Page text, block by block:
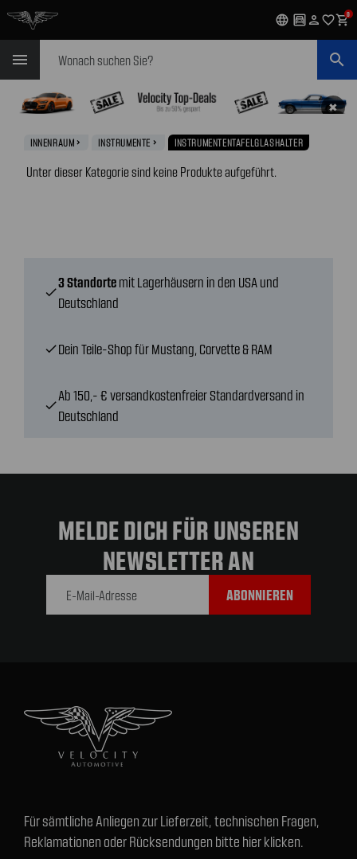
language garage person favorite_outlineshopping_cart0
menu search
✖
INNENRAUM navigate_next INSTRUMENTE navigate_next INSTRUMENTENTAFELGLASHALTER
Unter dieser Kategorie sind keine Produkte aufgeführt.
check
3 Standorte mit Lagerhäusern in den USA und
Deutschland
checkDein Teile-Shop für Mustang, Corvette & RAM
check
Ab 150,- € versandkostenfreier Standardversand in
Deutschland
MELDE DICH FÜR UNSEREN
NEWSLETTER AN
Für sämtliche Anliegen zur Lieferzeit, technischen Fragen,
Reklamationen oder Rücksendungen bitte hier klicken.